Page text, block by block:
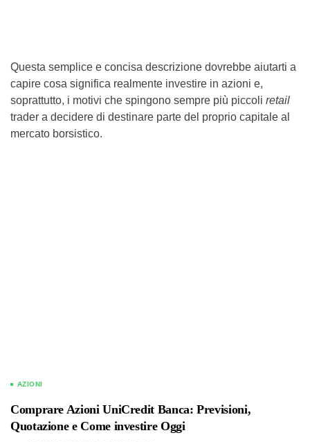
Questa semplice e concisa descrizione dovrebbe aiutarti a
capire cosa significa realmente investire in azioni e,
soprattutto, i motivi che spingono sempre più piccoli retail
trader a decidere di destinare parte del proprio capitale al
mercato borsistico.
AZIONI
Comprare Azioni UniCredit Banca: Previsioni,
Quotazione e Come investire Oggi